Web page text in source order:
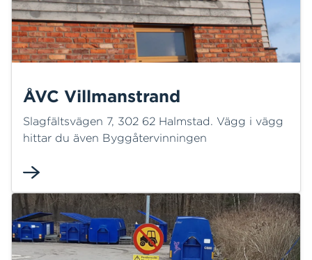
ÅVC Villmanstrand
Slagfältsvägen 7, 302 62 Halmstad. Vägg i vägg
hittar du även Byggåtervinningen